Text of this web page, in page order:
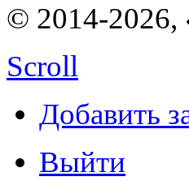
© 2014-2026,
Scroll
Добавить
Выйти